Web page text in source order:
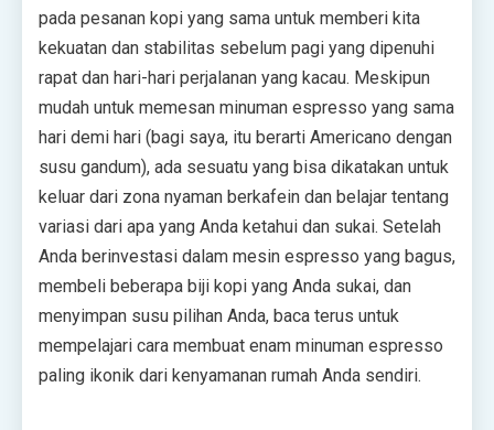
pada pesanan kopi yang sama untuk memberi kita
kekuatan dan stabilitas sebelum pagi yang dipenuhi
rapat dan hari-hari perjalanan yang kacau. Meskipun
mudah untuk memesan minuman espresso yang sama
hari demi hari (bagi saya, itu berarti Americano dengan
susu gandum), ada sesuatu yang bisa dikatakan untuk
keluar dari zona nyaman berkafein dan belajar tentang
variasi dari apa yang Anda ketahui dan sukai. Setelah
Anda berinvestasi dalam mesin espresso yang bagus,
membeli beberapa biji kopi yang Anda sukai, dan
menyimpan susu pilihan Anda, baca terus untuk
mempelajari cara membuat enam minuman espresso
paling ikonik dari kenyamanan rumah Anda sendiri.